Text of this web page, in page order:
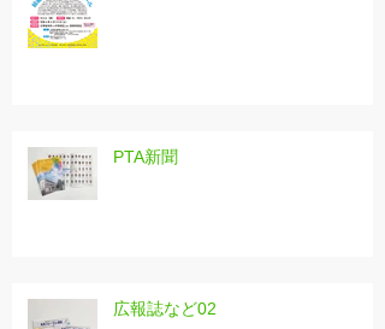
PTA新聞
広報誌など02